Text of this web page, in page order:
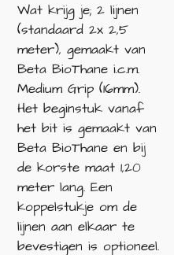
Wat krijg je; 2 lijnen
(standaard 2x 2,5
meter), gemaakt van
Beta BioThane i.c.m.
Medium Grip (16mm).
Het beginstuk vanaf
het bit is gemaakt van
Beta BioThane en bij
de korste maat 1,20
meter lang. Een
koppelstukje om de
lijnen aan elkaar te
bevestigen is optioneel.